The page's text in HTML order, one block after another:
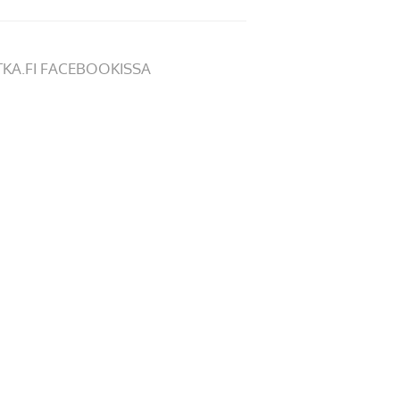
FACEBOOKISSA